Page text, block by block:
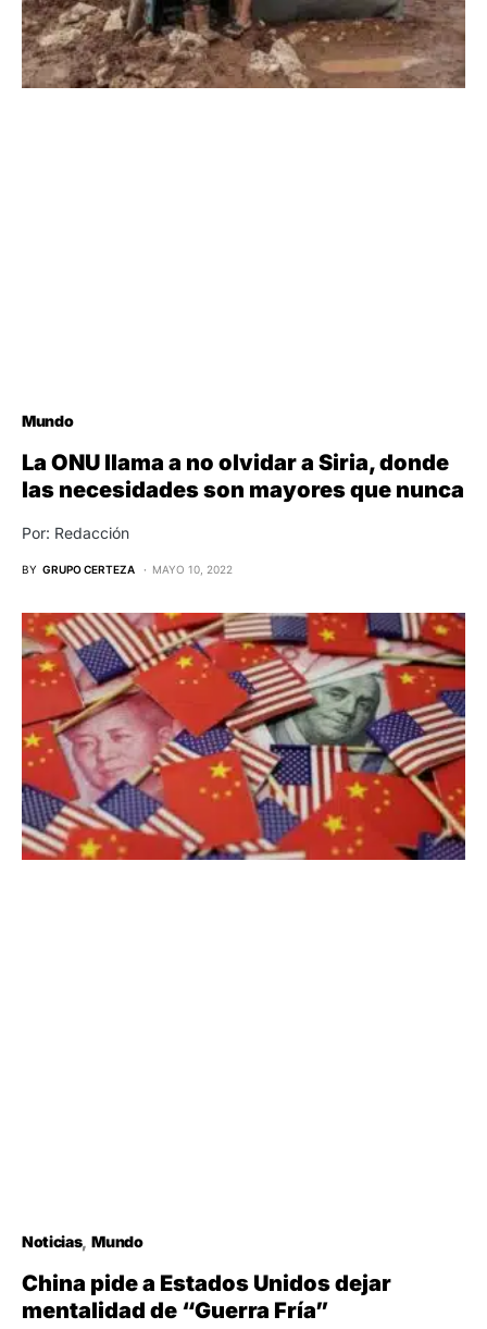
Mundo
La ONU llama a no olvidar a Siria, donde
las necesidades son mayores que nunca
Por: Redacción
BY GRUPO CERTEZA MAYO 10, 2022
Noticias Mundo
China pide a Estados Unidos dejar
mentalidad de “Guerra Fría”